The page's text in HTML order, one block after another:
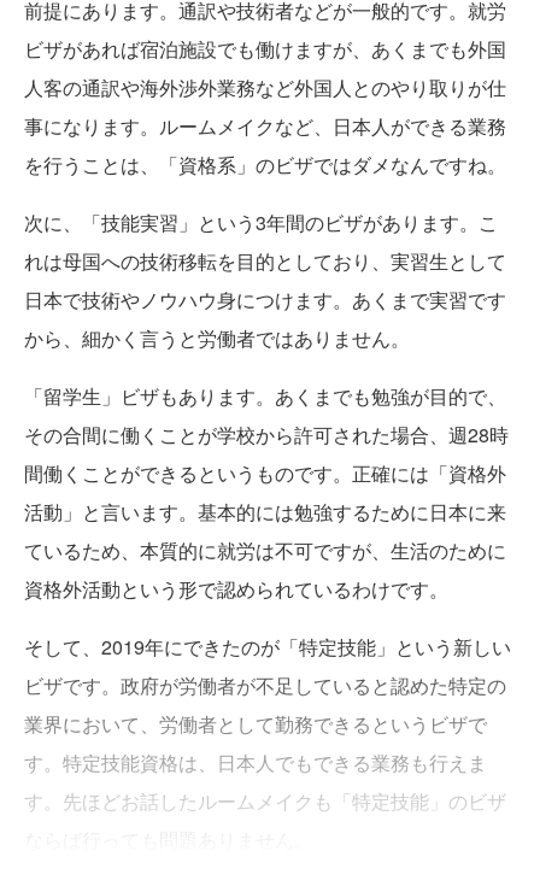
前提にあります。通訳や技術者などが一般的です。就労
ビザがあれば宿泊施設でも働けますが、あくまでも外国
人客の通訳や海外渉外業務など外国人とのやり取りが仕
事になります。ルームメイクなど、日本人ができる業務
を行うことは、「資格系」のビザではダメなんですね。
次に、「技能実習」という3年間のビザがあります。こ
れは母国への技術移転を目的としており、実習生として
日本で技術やノウハウ身につけます。あくまで実習です
から、細かく言うと労働者ではありません。
「留学生」ビザもあります。あくまでも勉強が目的で、
その合間に働くことが学校から許可された場合、週28時
間働くことができるというものです。正確には「資格外
活動」と言います。基本的には勉強するために日本に来
ているため、本質的に就労は不可ですが、生活のために
資格外活動という形で認められているわけです。
そして、2019年にできたのが「特定技能」という新しい
ビザです。政府が労働者が不足していると認めた特定の
業界において、労働者として勤務できるというビザで
す。特定技能資格は、日本人でもできる業務も行えま
す。先ほどお話したルームメイクも「特定技能」のビザ